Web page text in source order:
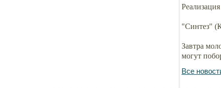
"Синтез"
Завтра
могут
Все